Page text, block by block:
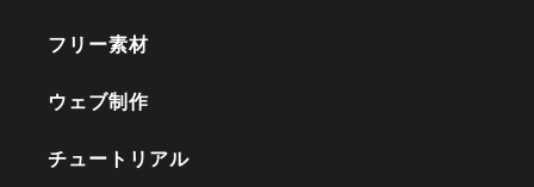
フリー素材
ウェブ制作
チュートリアル